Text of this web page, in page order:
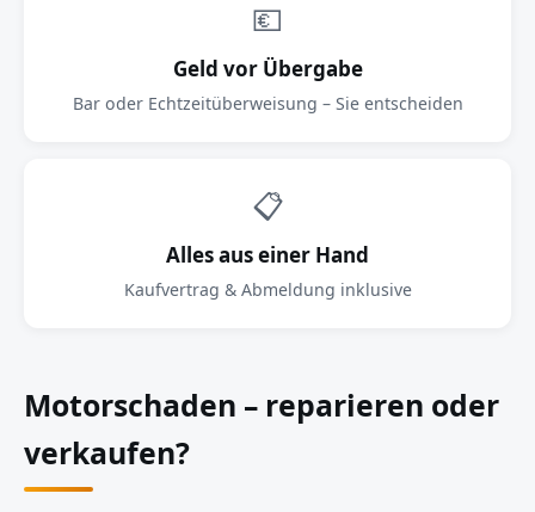
💶
Geld vor Übergabe
Bar oder Echtzeitüberweisung – Sie entscheiden
📋
Alles aus einer Hand
Kaufvertrag & Abmeldung inklusive
Motorschaden – reparieren oder
verkaufen?